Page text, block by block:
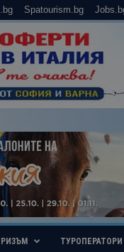
Spatourism.bg
ТУРОПЕРАТОРИ